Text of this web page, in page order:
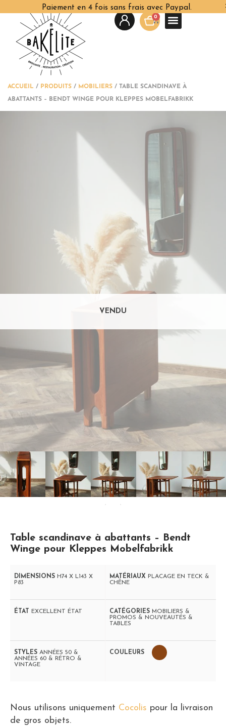
Paiement en 4 fois sans frais avec Paypal.
0
ACCUEIL / PRODUITS / MOBILIERS / TABLE SCANDINAVE À
ABATTANTS – BENDT WINGE POUR KLEPPES MOBELFABRIKK
Table scandinave à abattants – Bendt
Winge pour Kleppes Mobelfabrikk
DIMENSIONS H74 X L143 X
P83
MATÉRIAUX PLACAGE EN TECK &
CHÊNE
ÉTAT EXCELLENT ÉTAT CATÉGORIES MOBILIERS &
PROMOS & NOUVEAUTÉS &
TABLES
STYLES ANNÉES 50 &
ANNÉES 60 & RÉTRO &
VINTAGE
COULEURS
Nous utilisons uniquement Cocolis pour la livraison
de gros objets.